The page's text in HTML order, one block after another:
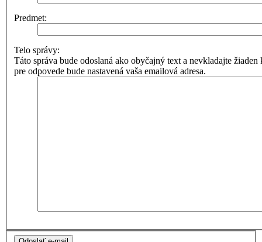
Predmet:
Telo správy:
Táto správa bude odoslaná ako obyčajný text a nevkladajte
pre odpovede bude nastavená vaša emailová adresa.